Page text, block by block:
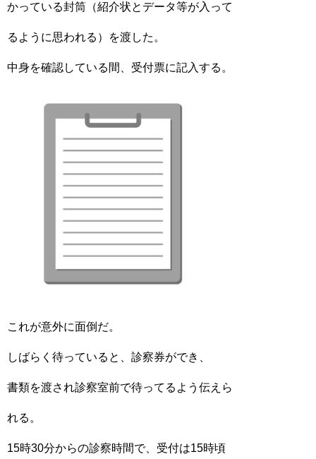
かっている封筒（紹介状とデータ等が入って
るように思われる）を渡した。
中身を確認している間、受付票に記入する。
これが意外に面倒だ。
しばらく待っていると、診察券ができ、
書類を渡され診察室前で待ってるよう伝えら
れる。
15時30分からの診察時間で、受付は15時頃